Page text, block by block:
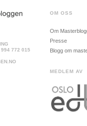
994 772 015
OM OSS
Om
Presse
Blogg om
MEDLEM AV